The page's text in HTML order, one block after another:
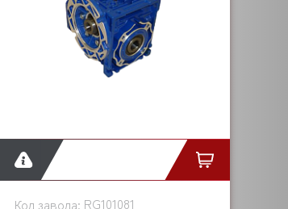
Код завода: RG101081